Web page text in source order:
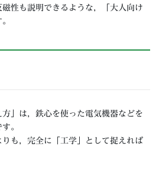
性も説明できるような，「大人向け
方」は，鉄心を使った電気機器などを
。
も，完全に「工学」として捉えれば